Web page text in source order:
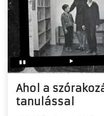
Ahol a
tanulással